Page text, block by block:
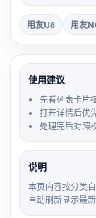
用友U8 用友
使用建议
先看列表卡片
打开详情后优
处理完后对照
说明
本页内容按分类
自动刷新显示最新